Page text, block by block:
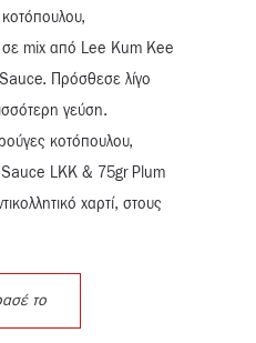
σε mix από Lee Kum Kee
Πρόσθεσε λίγο
γεύση.
κοτόπουλου,
LKK & 75gr Plum
χαρτί, στους
το